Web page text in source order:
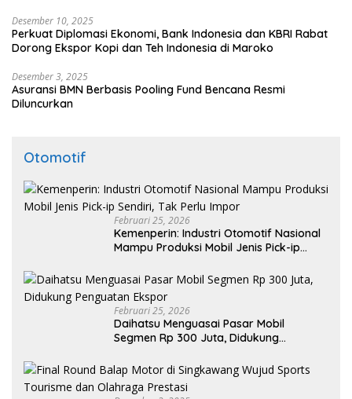
Desember 10, 2025
Perkuat Diplomasi Ekonomi, Bank Indonesia dan KBRI Rabat
Dorong Ekspor Kopi dan Teh Indonesia di Maroko
Desember 3, 2025
Asuransi BMN Berbasis Pooling Fund Bencana Resmi
Diluncurkan
Otomotif
Februari 25, 2026
Kemenperin: Industri Otomotif Nasional
Mampu Produksi Mobil Jenis Pick-ip
Februari 25, 2026
Daihatsu Menguasai Pasar Mobil
Segmen Rp 300 Juta, Didukung